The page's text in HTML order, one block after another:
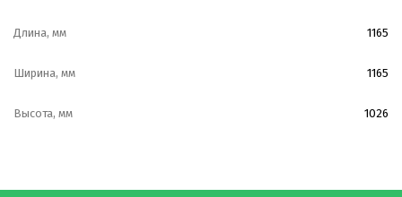
Длина, мм 1165
Ширина, мм 1165
Высота, мм 1026